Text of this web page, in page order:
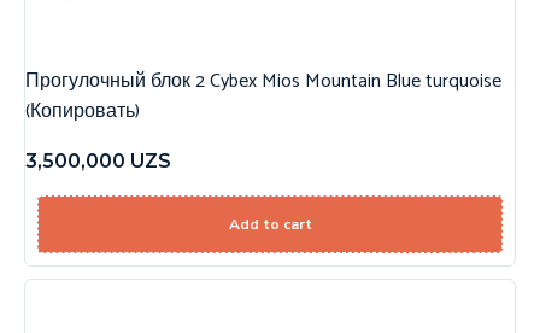
Прогулочный блок 2 Cybex Mios Mountain Blue turquoise
(Копировать)
3,500,000 UZS
Add to cart